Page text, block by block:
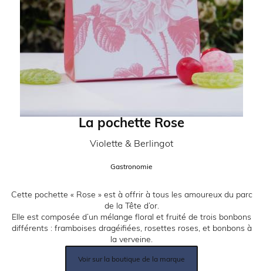
La pochette Rose
Violette & Berlingot
Gastronomie
Description:
Cette pochette « Rose » est à offrir à tous les amoureux du parc
de la Tête d’or.
Elle est composée d’un mélange floral et fruité de trois bonbons
différents : framboises dragéifiées, rosettes roses, et bonbons à
la verveine.
Voir sur la boutique de la marque